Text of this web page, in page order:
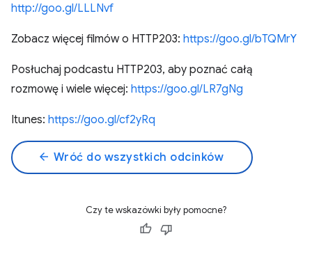
http://goo.gl/LLLNvf
Zobacz więcej filmów o HTTP203: https://goo.gl/bTQMrY
Posłuchaj podcastu HTTP203, aby poznać całą
rozmowę i wiele więcej: https://goo.gl/LR7gNg
Itunes: https://goo.gl/cf2yRq
arrow_back Wróć do wszystkich odcinków
Czy te wskazówki były pomocne?